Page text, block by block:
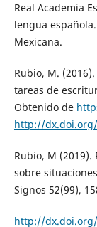
Real Academia
lengua
Mexicana.
Rubio, M.
tareas de
Obtenido de
http://dx.doi.org/
Rubio, M (2019).
sobre
Signos 52(99),
http://dx.doi.org/